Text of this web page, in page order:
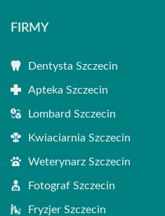
FIRMY
Dentysta Szczecin
Apteka Szczecin
Lombard Szczecin
Kwiaciarnia Szczecin
Weterynarz Szczecin
Fotograf Szczecin
Fryzjer Szczecin